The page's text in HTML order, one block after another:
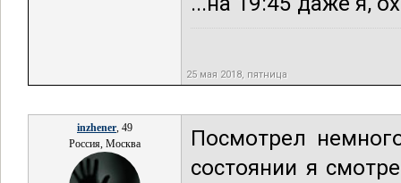
25 мая 2018, пятница
inzhener, 49
Россия, Москва
Посмотрел
состоянии я